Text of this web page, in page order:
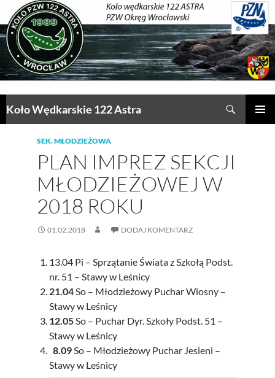
Przejdź
do
treści
Koło Wędkarskie 122 Astra
SEK. MŁODZIEŻOWA
PLAN IMPREZ SEKCJI
MŁODZIEŻOWEJ W
2018 ROKU
01.02.2018 DODAJ KOMENTARZ
13.04 Pi – Sprzątanie Świata z Szkołą Podst.
nr. 51 – Stawy w Leśnicy
21.04So – Młodzieżowy Puchar Wiosny –
Stawy w Leśnicy
12.05So – Puchar Dyr. Szkoły Podst. 51 –
Stawy w Leśnicy
8.09So – Młodzieżowy Puchar Jesieni –
Stawy w Leśnicy